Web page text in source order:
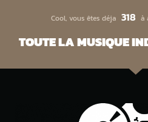
Cool, vous êtes déja 318 à
TOUTE LA MUSIQUE